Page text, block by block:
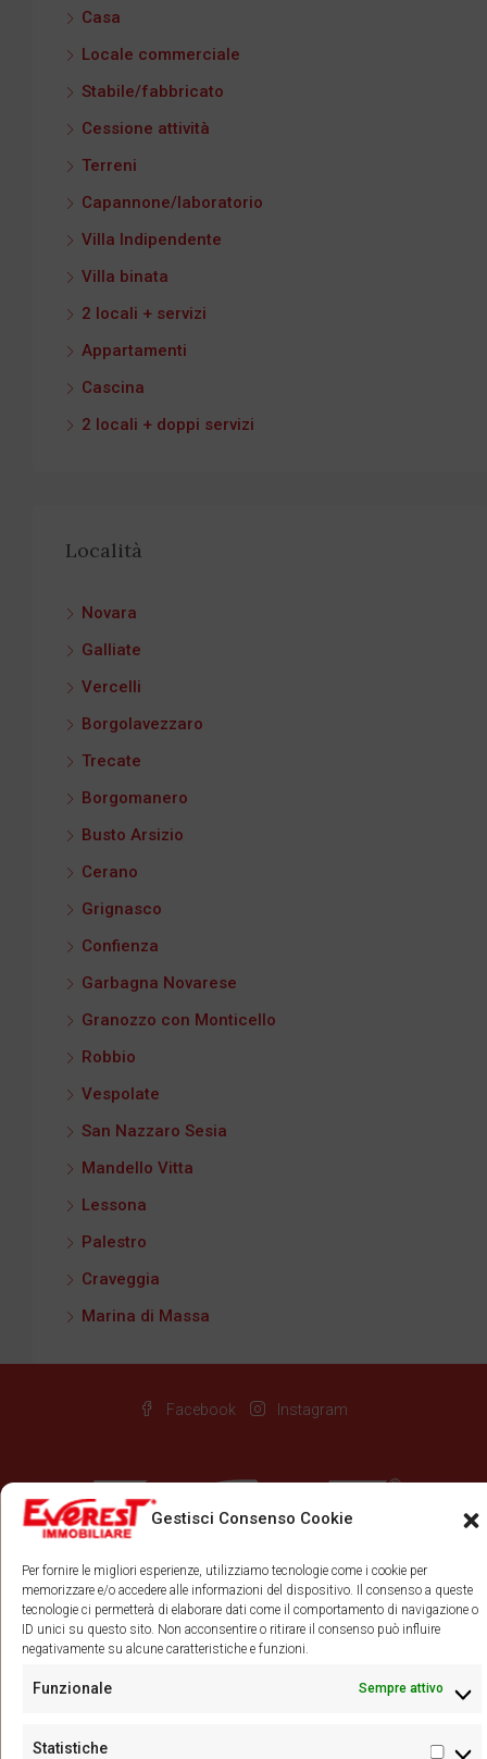
Gestisci Consenso Cookie
Per fornire le migliori esperienze, utilizziamo tecnologie come i cookie per
memorizzare e/o accedere alle informazioni del dispositivo. Il consenso a queste
tecnologie ci permetterà di elaborare dati come il comportamento di navigazione o
ID unici su questo sito. Non acconsentire o ritirare il consenso può influire
negativamente su alcune caratteristiche e funzioni.
Funzionale Sempre attivo
Statistiche
Casa
Locale commerciale
Stabile/fabbricato
Cessione attività
Terreni
Capannone/laboratorio
Villa Indipendente
Villa binata
2 locali + servizi
Appartamenti
Cascina
2 locali + doppi servizi
Località
Novara
Galliate
Vercelli
Borgolavezzaro
Trecate
Borgomanero
Busto Arsizio
Cerano
Grignasco
Confienza
Garbagna Novarese
Granozzo con Monticello
Robbio
Vespolate
San Nazzaro Sesia
Mandello Vitta
Lessona
Palestro
Craveggia
Marina di Massa
Facebook Instagram
©
Everest Novara Srl Soc. Uninominale: P.IVA 00556130037 Corso
Novara e provincia - Email: info@immobiliareeverest.com -